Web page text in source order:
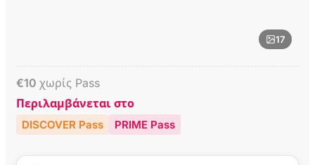
17
€10 χωρίς Pass
Περιλαμβάνεται στο
DISCOVER Pass PRIME Pass